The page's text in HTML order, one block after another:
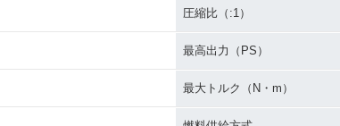
圧縮比（:1）
最高出力（PS）
最大トルク（N・m）